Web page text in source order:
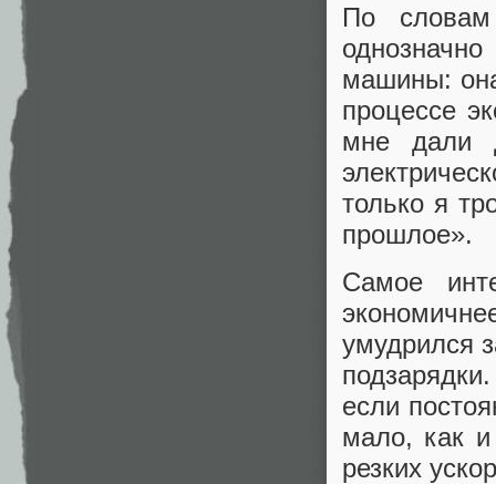
По
машины:
процессе
мне дали
только я
прошлое».
Самое
умудрился
если
мало, как
резких